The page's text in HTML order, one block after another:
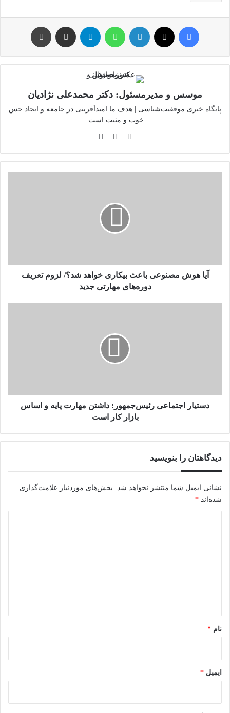
فیس بوک لینکدین تلگرام اشتراک گذاری از طریق ایمیل
موسس و مدیرمسئول: دکتر محمدعلی نژادیان
پایگاه خبری موفقیت‌شناسی | هدف ما امیدآفرینی در جامعه و ایجاد حس
خوب و مثبت است.
وبسایتلینکدین
تعریف
دوره‌هایآیا هوش مصنوعی باعث بیکاری خواهد شد؟/ لزوم تعریف
دوره‌های مهارتی جدید
بازار
دستیار اجتماعی رئیس‌جمهور: داشتن مهارت پایه و اساس
بازار کار است
دیدگاهتان را بنویسید
نشانی ایمیل شما منتشر نخواهد شد. بخش‌های موردنیاز علامت‌گذاری
شده‌اند *
نام *
ایمیل *